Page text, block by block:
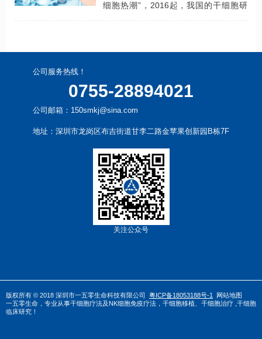
细胞热潮”，2016起，我国的干细胞研
公司服务热线！
0755-28894021
公司邮箱：150smkj@sina.com
地址：深圳市龙岗区布吉街道甘李二路金苹果创新园B栋7F
关注公众号
版权所有 © 2018 深圳市一五零生命科技有限公司 粤ICP备18053188号-1
网站地图
一五零生命，专业从事干细胞疗法及 NK细胞免疫疗法 ， 干细胞移植 干细胞治疗 ,干细胞
临床研究！